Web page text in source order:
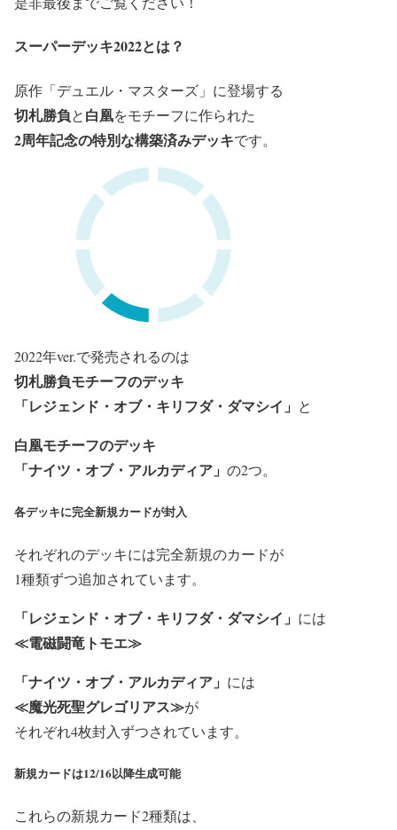
スーパーデッキ2022とは？
原作「デュエル・マスターズ」に登場する
切札勝負と白凰をモチーフに作られた
2周年記念の特別な構築済みデッキです。
2022年ver.で発売されるのは
切札勝負モチーフのデッキ
「レジェンド ・オブ・キリフダ・ダマシイ」 と
白凰モチーフのデッキ
「ナイツ・ オブ・アルカディア」 の2つ。
各デッキに完全新規カードが封入
それぞれのデッキには完全新規のカードが
1種類ずつ追加されています。
「レジェンド・オブ・キリフダ・ダマシイ」 には
≪電磁闘竜トモエ≫
「ナイツ・オブ・アルカディア」 には
≪魔光死聖グレゴリアス≫が
それぞれ4枚封入ずつされています。
新規カードは12/16以降生成可能
これらの新規カード2種類は、